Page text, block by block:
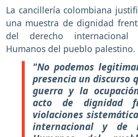
La cancillería colombiana
una muestra de dignidad
del derecho
Humanos del pueblo palestino.
"No podemos
presencia un discurso
guerra y la
acto de dignidad
violaciones
internacional y de